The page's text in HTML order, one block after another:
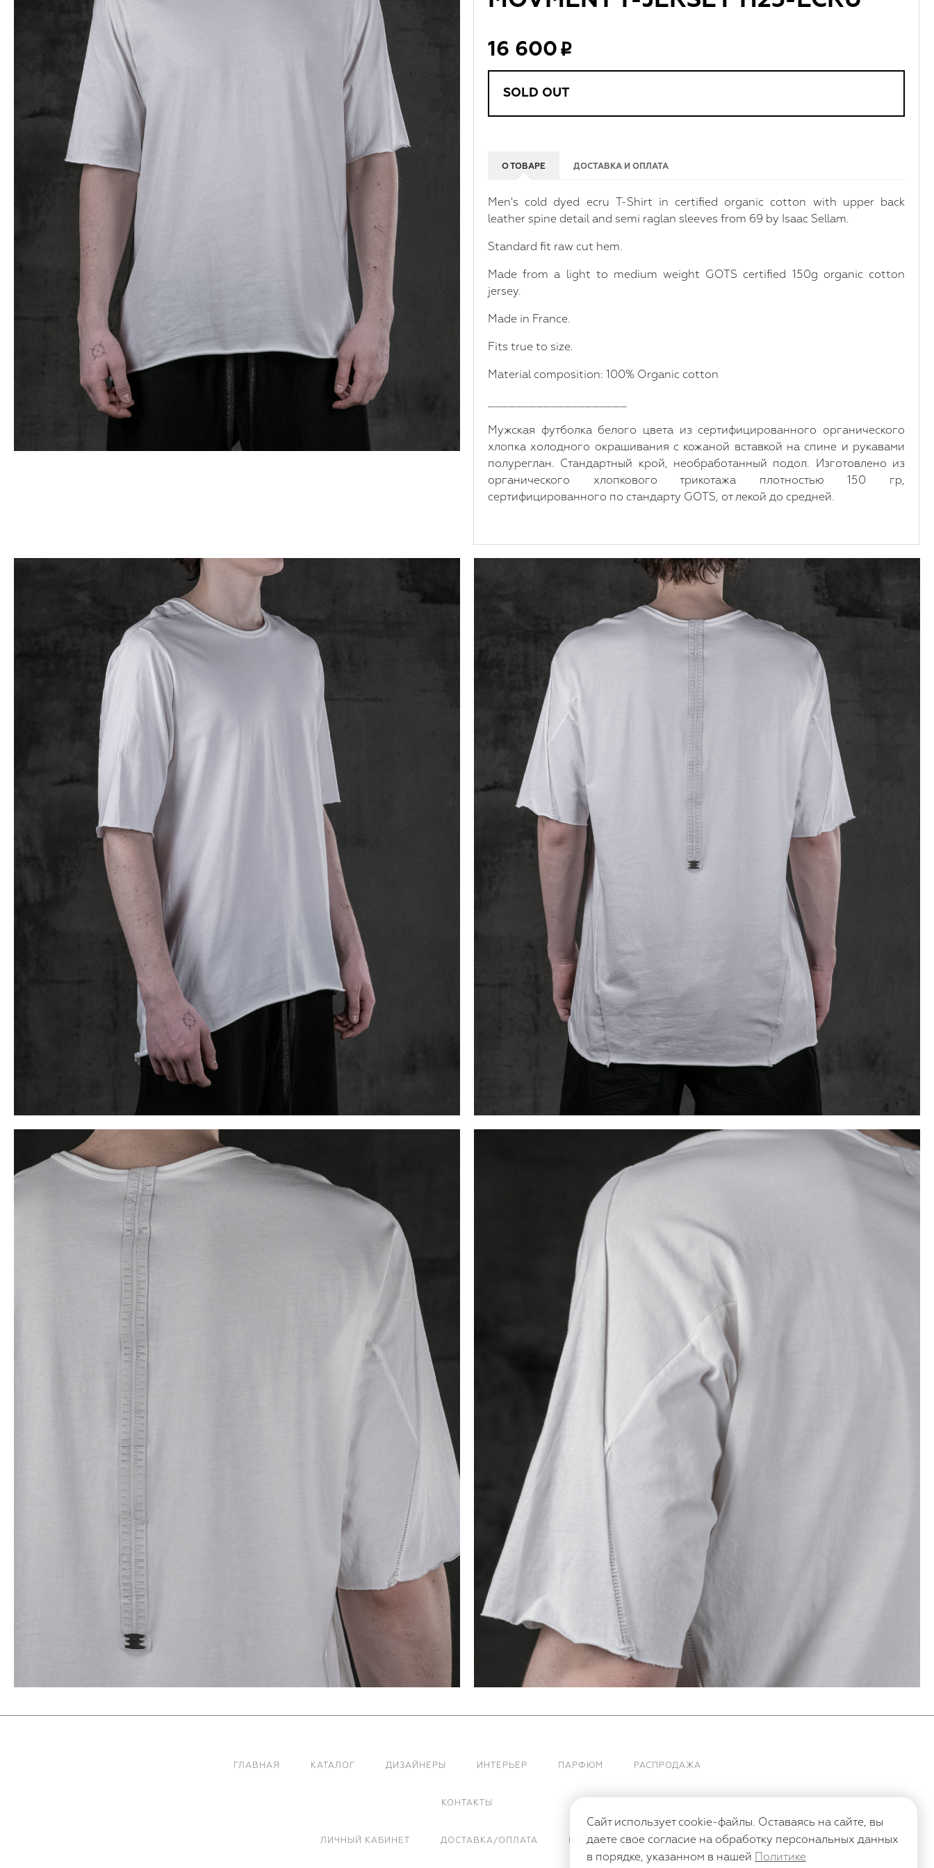
16 600
SOLD OUT
О ТОВАРЕ ДОСТАВКА И ОПЛАТА
Men's cold dyed ecru T-Shirt in certified organic cotton with upper back
leather spine detail and semi raglan sleeves from 69 by Isaac Sellam.
Standard fit raw cut hem.
Made from a light to medium weight GOTS certified 150g organic cotton
jersey.
Made in France.
Fits true to size.
Material composition: 100% Organic cotton
Мужская футболка белого цвета из сертифицированного органического
хлопка холодного окрашивания с кожаной вставкой на спине и рукавами
полуреглан. Стандартный крой, необработанный подол. Изготовлено из
органического хлопкового трикотажа плотностью 150 гр,
сертифицированного по стандарту GOTS, от лекой до средней.
ГЛАВНАЯ КАТАЛОГ ДИЗАЙНЕРЫ ИНТЕРЬЕР ПАРФЮМ РАСПРОДАЖА
КОНТАКТЫ
ЛИЧНЫЙ КАБИНЕТ ДОСТАВКА/ОПЛАТА КОРЗИНА
Сайт использует cookie-файлы. Оставаясь на сайте, вы
даете свое согласие на обработку персональных данных
в порядке, указанном в нашей Политике